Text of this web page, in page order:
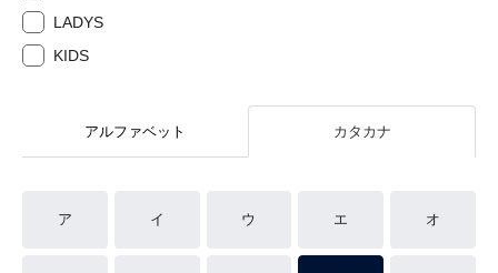
LADYS
KIDS
アルファベット カタカナ
ア イ ウ エ オ